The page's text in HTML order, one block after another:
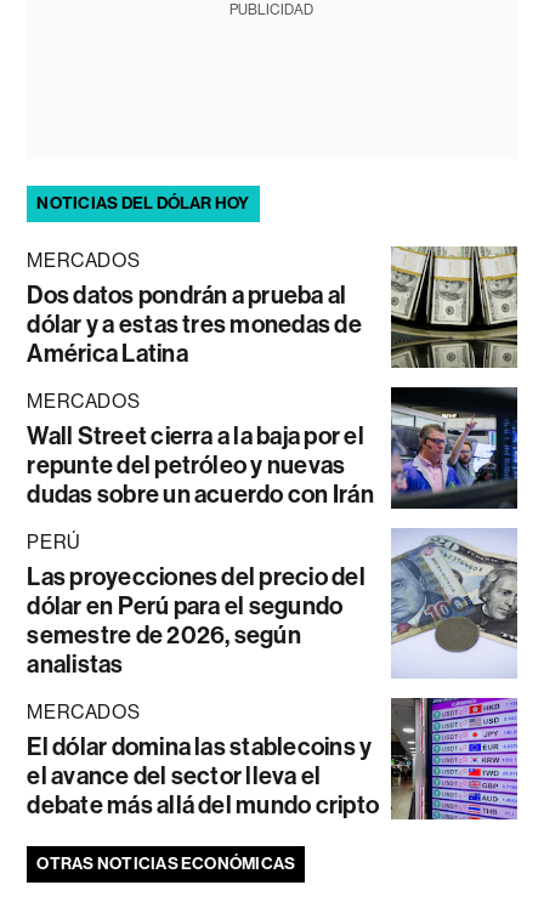
PUBLICIDAD
NOTICIAS DEL DÓLAR HOY
MERCADOS
Dos datos pondrán a prueba al
dólar y a estas tres monedas de
América Latina
MERCADOS
Wall Street cierra a la baja por el
repunte del petróleo y nuevas
dudas sobre un acuerdo con Irán
PERÚ
Las proyecciones del precio del
dólar en Perú para el segundo
semestre de 2026, según
analistas
MERCADOS
El dólar domina las stablecoins y
el avance del sector lleva el
debate más allá del mundo cripto
OTRAS NOTICIAS ECONÓMICAS